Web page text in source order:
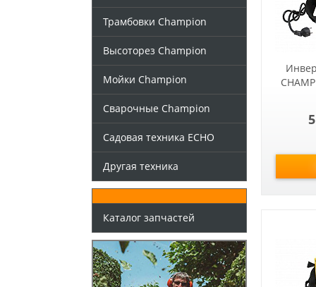
Трамбовки Champion
Высоторез Champion
Мойки Champion
Сварочные Champion
Садовая техника ECHO
Другая техника
Каталог запчастей